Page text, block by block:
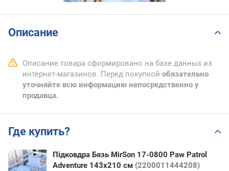
Описание
Описание товара сформировано на базе данных из
интернет-магазинов. Перед покупкой обязательно
уточняйте всю информацию непосредственно у
продавца.
Где купить?
Підковдра Бязь MirSon 17-0800 Paw Patrol
Adventure 143х210 см (2200011444208)